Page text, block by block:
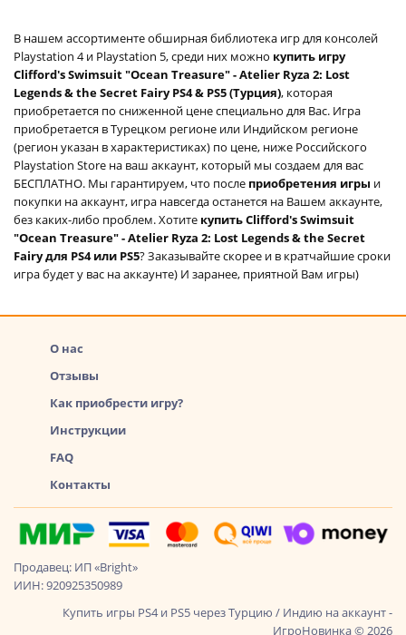
В нашем ассортименте обширная библиотека игр для консолей
Playstation 4 и Playstation 5, среди них можно купить игру
Clifford's Swimsuit "Ocean Treasure" - Atelier Ryza 2: Lost
Legends & the Secret Fairy PS4 & PS5 (Турция), которая
приобретается по сниженной цене специально для Вас. Игра
приобретается в Турецком регионе или Индийском регионе
(регион указан в характеристиках) по цене, ниже Российского
Playstation Store на ваш аккаунт, который мы создаем для вас
БЕСПЛАТНО. Мы гарантируем, что после приобретения игры и
покупки на аккаунт, игра навсегда останется на Вашем аккаунте,
без каких-либо проблем. Хотите купить Clifford's Swimsuit
"Ocean Treasure" - Atelier Ryza 2: Lost Legends & the Secret
Fairy для PS4 или PS5? Заказывайте скорее и в кратчайшие сроки
игра будет у вас на аккаунте) И заранее, приятной Вам игры)
О нас
Отзывы
Как приобрести игру?
Инструкции
FAQ
Контакты
Продавец: ИП «Bright»
ИИН: 920925350989
Купить игры PS4 и PS5 через Турцию / Индию на аккаунт -
ИгроНовинка © 2026